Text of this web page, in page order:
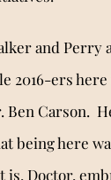
and Perry
2016-ers
Ben Carson.
being here
is, Doctor,